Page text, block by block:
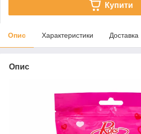
Купити
Опис Характеристики Доставка
Опис